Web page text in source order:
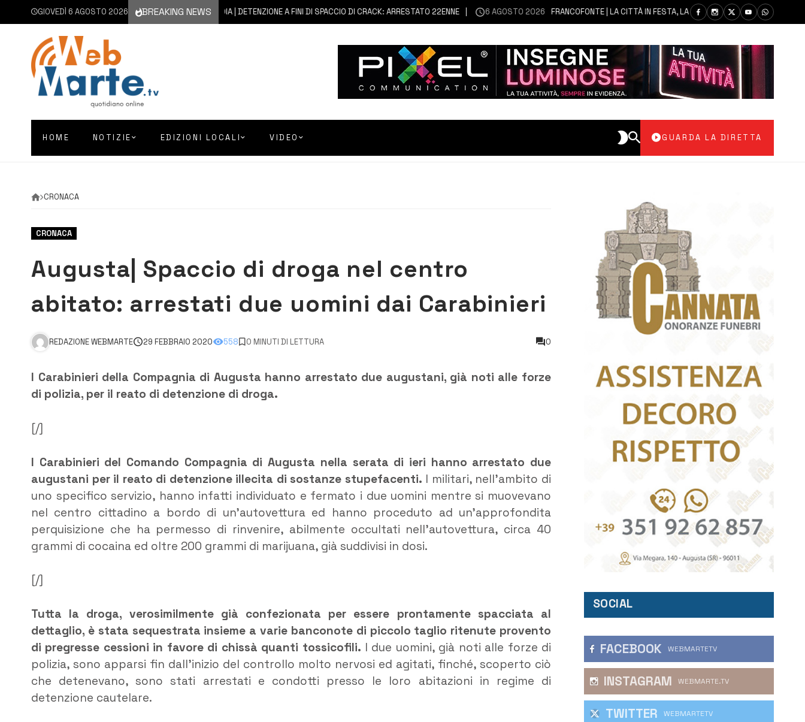
GIOVEDÌ 6 AGOSTO 2026 BREAKING NEWS
6 AGOSTO 2026 FLORIDIA | DETENZIONE A FINI DI SPACCIO DI CRACK: ARRESTATO 22ENNE 6 AGOSTO 2026 FRANCOFONTE | LA CITTÀ IN FESTA, LA COMUNITÀ SI AFFIDA ALLA
HOME NOTIZIE EDIZIONI LOCALI VIDEO GUARDA LA DIRETTA
CRONACA
CRONACA
Augusta| Spaccio di droga nel centro
abitato: arrestati due uomini dai Carabinieri
REDAZIONE WEBMARTE 29 FEBBRAIO 2020 558 0 MINUTI DI LETTURA 0
I Carabinieri della Compagnia di Augusta hanno arrestato due augustani, già noti alle forze
di polizia, per il reato di detenzione di droga.
[/]
I Carabinieri del Comando Compagnia di Augusta nella serata di ieri hanno arrestato due
augustani per il reato di detenzione illecita di sostanze stupefacenti. I militari, nell’ambito di
uno specifico servizio, hanno infatti individuato e fermato i due uomini mentre si muovevano
nel centro cittadino a bordo di un’autovettura ed hanno proceduto ad un’approfondita
perquisizione che ha permesso di rinvenire, abilmente occultati nell’autovettura, circa 40
grammi di cocaina ed oltre 200 grammi di marijuana, già suddivisi in dosi.
[/]
Tutta la droga, verosimilmente già confezionata per essere prontamente spacciata al
dettaglio, è stata sequestrata insieme a varie banconote di piccolo taglio ritenute provento
di pregresse cessioni in favore di chissà quanti tossicofili. I due uomini, già noti alle forze di
polizia, sono apparsi fin dall’inizio del controllo molto nervosi ed agitati, finché, scoperto ciò
che detenevano, sono stati arrestati e condotti presso le loro abitazioni in regime di
detenzione cautelare.
SOCIAL
FACEBOOK WEBMARTETV
INSTAGRAM WEBMARTE.TV
TWITTER WEBMARTETV